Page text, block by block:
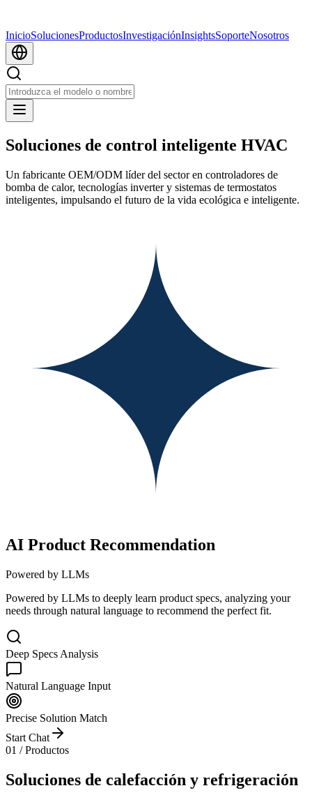
InicioSolucionesProductosInvestigaciónInsightsSoporteNosotros
Soluciones de control inteligente HVAC
Un fabricante OEM/ODM líder del sector en controladores de
bomba de calor, tecnologías inverter y sistemas de termostatos
inteligentes, impulsando el futuro de la vida ecológica e inteligente.
AI Product Recommendation
Powered by LLMs
Powered by LLMs to deeply learn product specs, analyzing your
needs through natural language to recommend the perfect fit.
Deep Specs Analysis
Natural Language Input
Precise Solution Match
Start Chat
01 / Productos
Soluciones de calefacción y refrigeración